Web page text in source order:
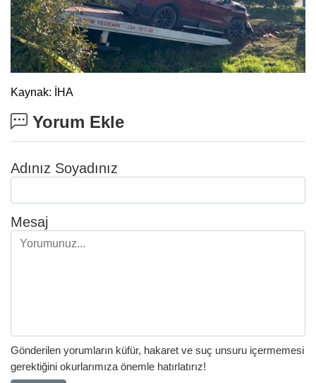
Kaynak: İHA
Yorum Ekle
Adınız Soyadınız
Mesaj
Gönderilen yorumların küfür, hakaret ve suç unsuru içermemesi
gerektiğini okurlarımıza önemle hatırlatırız!